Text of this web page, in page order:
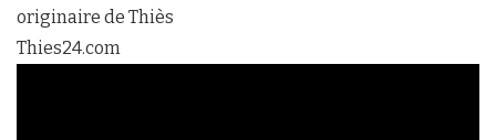
originaire de Thiès
Thies24.com